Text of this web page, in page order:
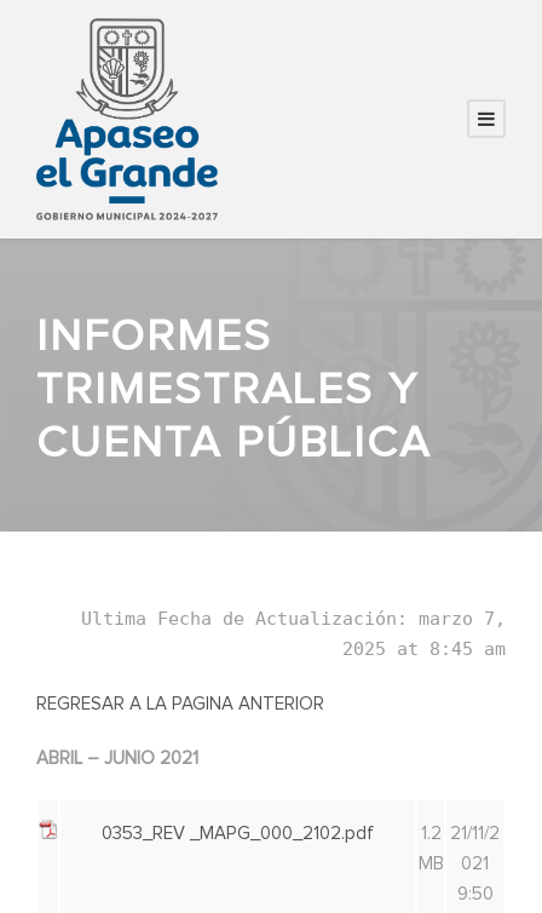
INFORMES
TRIMESTRALES Y
CUENTA PÚBLICA
Ultima Fecha de Actualización: marzo 7,
2025 at 8:45 am
REGRESAR A LA PAGINA ANTERIOR
ABRIL – JUNIO 2021
0353_REV _MAPG_000_2102.pdf
1.2
MB
21/11/2
021
9:50